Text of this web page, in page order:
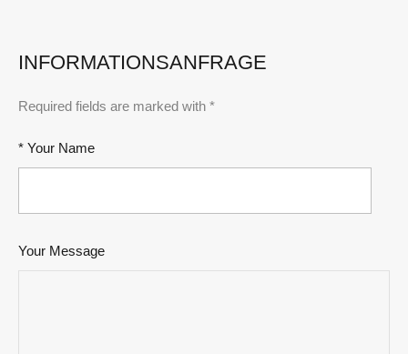
INFORMATIONSANFRAGE
Required fields are marked with *
* Your Name
Your Message